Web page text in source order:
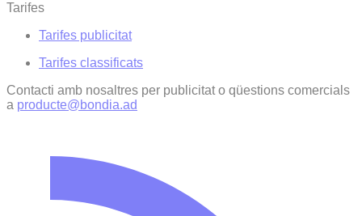
Tarifes
Tarifes publicitat
Tarifes classificats
Contacti amb nosaltres per publicitat o qüestions comercials
a producte@bondia.ad